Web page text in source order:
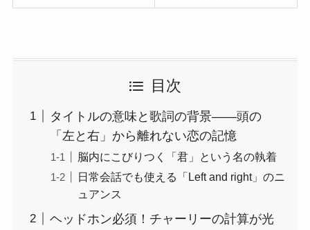
目次
タイトルの意味と歌詞の背景――頭の
「左と右」から離れない恋の記憶
脳内にこびりつく「君」という名の執着
日常会話でも使える「Left and right」のニ
ュアンス
ヘッドホン必須！チャーリーの計算が光